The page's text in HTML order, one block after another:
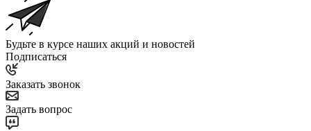
Будьте в курсе наших акций и новостей
Подписаться
Заказать звонок
Задать вопрос